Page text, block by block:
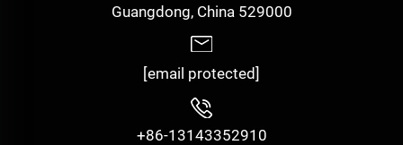
Guangdong, China 529000
[email protected]
+86-13143352910